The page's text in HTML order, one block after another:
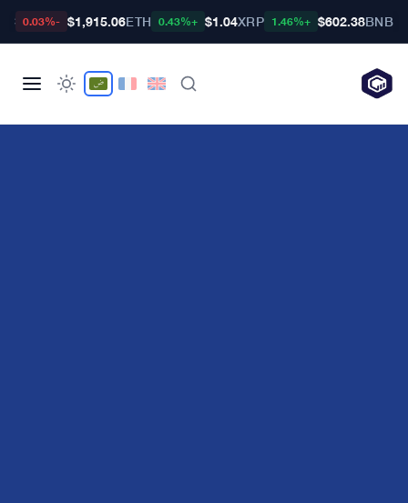
BNB
$602.38
+1.46%
XRP
$1.04
+0.43%
ETH
$1,915.06
-0.03%